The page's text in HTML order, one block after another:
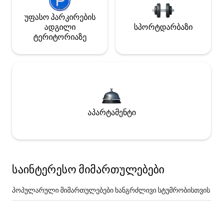
უფასო პარკირების
ადგილი
ტერიტორიაზე
სპორტდარბაზი
აპარტამენტი
საინტერესო მიმართულებები
პოპულარული მიმართულებები ხანგრძლივი სტუმრობისთვის